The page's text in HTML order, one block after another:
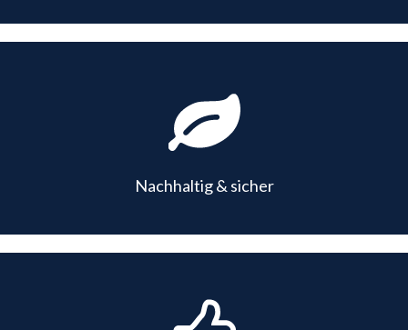
Nachhaltig & sicher